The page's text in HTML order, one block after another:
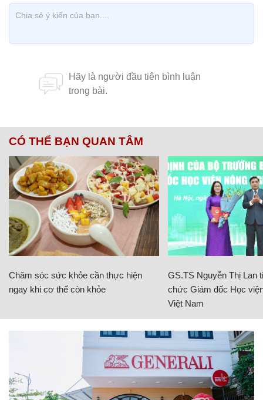
CÓ THỂ BẠN QUAN TÂM
Chăm sóc sức khỏe cần thực hiện
ngay khi cơ thể còn khỏe
GS.TS Nguyễn Thị Lan
chức Giám đốc Học
Việt Nam